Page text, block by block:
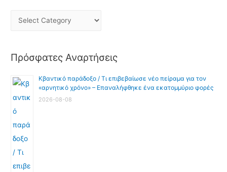
Πρόσφατες Αναρτήσεις
Κβαντικό παράδοξο / Τι επιβεβαίωσε νέο πείραμα για τον
«αρνητικό χρόνο» – Επαναλήφθηκε ένα εκατομμύριο φορές
2026-08-08